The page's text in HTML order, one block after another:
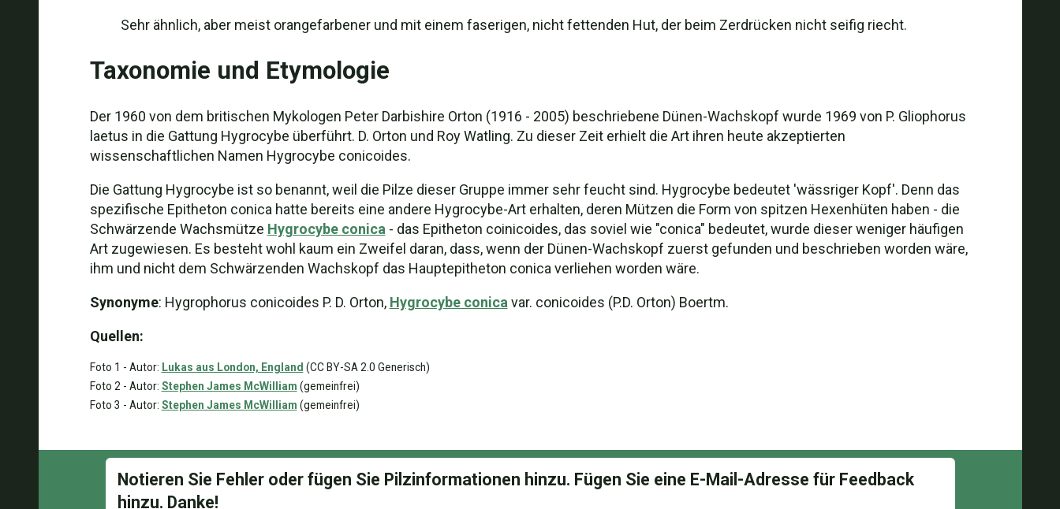
Sehr ähnlich, aber meist orangefarbener und mit einem faserigen, nicht fettenden Hut, der beim Zerdrücken nicht seifig riecht.
Taxonomie und Etymologie
Der 1960 von dem britischen Mykologen Peter Darbishire Orton (1916 - 2005) beschriebene Dünen-Wachskopf wurde 1969 von P. Gliophorus
laetus in die Gattung Hygrocybe überführt. D. Orton und Roy Watling. Zu dieser Zeit erhielt die Art ihren heute akzeptierten
wissenschaftlichen Namen Hygrocybe conicoides.
Die Gattung Hygrocybe ist so benannt, weil die Pilze dieser Gruppe immer sehr feucht sind. Hygrocybe bedeutet 'wässriger Kopf'. Denn das
spezifische Epitheton conica hatte bereits eine andere Hygrocybe-Art erhalten, deren Mützen die Form von spitzen Hexenhüten haben - die
Schwärzende Wachsmütze Hygrocybe conica - das Epitheton coinicoides, das soviel wie "conica" bedeutet, wurde dieser weniger häufigen
Art zugewiesen. Es besteht wohl kaum ein Zweifel daran, dass, wenn der Dünen-Wachskopf zuerst gefunden und beschrieben worden wäre,
ihm und nicht dem Schwärzenden Wachskopf das Hauptepitheton conica verliehen worden wäre.
Synonyme: Hygrophorus conicoides P. D. Orton, Hygrocybe conica var. conicoides (P.D. Orton) Boertm.
Quellen:
Foto 1 - Autor: Lukas aus London, England (CC BY-SA 2.0 Generisch)
Foto 2 - Autor: Stephen James McWilliam (gemeinfrei)
Foto 3 - Autor: Stephen James McWilliam (gemeinfrei)